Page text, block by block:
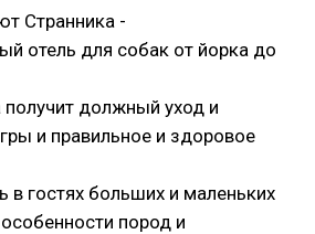
Странника -
отель для собак от йорка до
должный уход и
и правильное и здоровое
в гостях больших и маленьких
пород и